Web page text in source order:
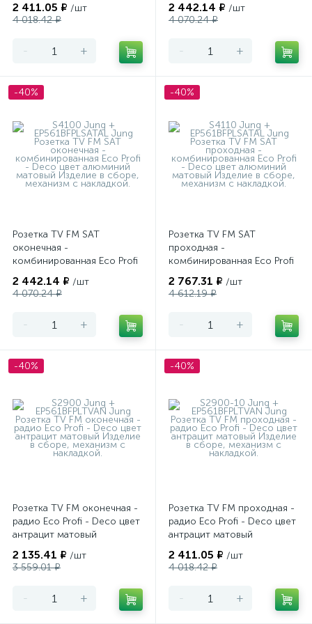
2 411.05 ₽ /шт
4 018.42 ₽
- +
2 442.14 ₽ /шт
4 070.24 ₽
- +
-40%
Розетка TV FM SAT
оконечная -
комбинированная Eco Profi
матовый
2 442.14 ₽ /шт
4 070.24 ₽
- +
-40%
Розетка TV FM SAT
проходная -
комбинированная Eco Profi
матовый
2 767.31 ₽ /шт
4 612.19 ₽
- +
-40%
Розетка TV FM оконечная -
радио Eco Profi - Deco цвет
антрацит матовый
2 135.41 ₽ /шт
3 559.01 ₽
- +
-40%
Розетка TV FM проходная -
радио Eco Profi - Deco цвет
антрацит матовый
2 411.05 ₽ /шт
4 018.42 ₽
- +